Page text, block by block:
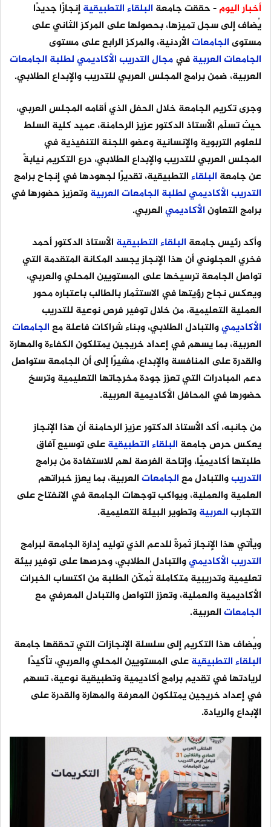
أخبار اليوم- حققت جامعة البلقاءالتطبيقيةإنجازًا جديدًا
يُضاف إلى سجل تميزها، بحصولها على المركز الثاني على
مستوىالجامعاتالأردنية، والمركز الرابع على مستوى
الجامعاتالعربيةفيمجالالتدريبالأكاديميلطلبة الجامعات
العربية، ضمن برامج المجلس العربي للتدريب والإبداع الطلابي.
وجرى تكريم الجامعة خلال الحفل الذي أقامه المجلس العربي،
حيث تسلّم الأستاذ الدكتور عزيز الرحامنة، عميد كلية السلط
للعلوم التربوية والإنسانية وعضو اللجنة التنفيذية في
المجلس العربي للتدريب والإبداع الطلابي، درع التكريم نيابةً
عن جامعة البلقاءالتطبيقية، تقديرًا لجهودها في إنجاح برامج
التدريبالأكاديميلطلبة الجامعاتالعربيةوتعزيز حضورها في
برامج التعاونالأكاديميالعربي.
وأكد رئيس جامعة البلقاءالتطبيقية الأستاذ الدكتور أحمد
فخري العجلوني أن هذا الإنجاز يجسد المكانة المتقدمة التي
تواصل الجامعة ترسيخها على المستويين المحلي والعربي،
ويعكس نجاح رؤيتها في الاستثمار بالطالب باعتباره محور
العملية التعليمية، من خلال توفير فرص نوعية للتدريب
الأكاديميوالتبادل الطلابي، وبناء شراكات فاعلة معالجامعات
العربية، بما يسهم في إعداد خريجين يمتلكون الكفاءة والمهارة
والقدرة على المنافسة والإبداع، مشيرًا إلى أن الجامعة ستواصل
دعم المبادرات التي تعزز جودة مخرجاتها التعليمية وترسخ
حضورها في المحافل الأكاديمية العربية.
من جانبه، أكد الأستاذ الدكتور عزيز الرحامنة أن هذا الإنجاز
يعكس حرص جامعة البلقاءالتطبيقيةعلى توسيع آفاق
طلبتها أكاديميًا، وإتاحة الفرصة لهم للاستفادة من برامج
التدريبوالتبادل معالجامعاتالعربية، بما يعزز خبراتهم
العلمية والعملية، ويواكب توجهات الجامعة في الانفتاح على
التجاربالعربيةوتطوير البيئة التعليمية.
ويأتي هذا الإنجاز ثمرةً للدعم الذي توليه إدارة الجامعة لبرامج
التدريبالأكاديميوالتبادل الطلابي، وحرصها على توفير بيئة
تعليمية وتدريبية متكاملة تُمكّن الطلبة من اكتساب الخبرات
الأكاديمية والعملية، وتعزز التواصل والتبادل المعرفي مع
الجامعاتالعربية.
ويُضاف هذا التكريم إلى سلسلة الإنجازات التي تحققها جامعة
البلقاءالتطبيقيةعلى المستويين المحلي والعربي، تأكيدًا
لريادتها في تقديم برامج أكاديمية وتطبيقية نوعية، تسهم
في إعداد خريجين يمتلكون المعرفة والمهارة والقدرة على
الإبداع والريادة.